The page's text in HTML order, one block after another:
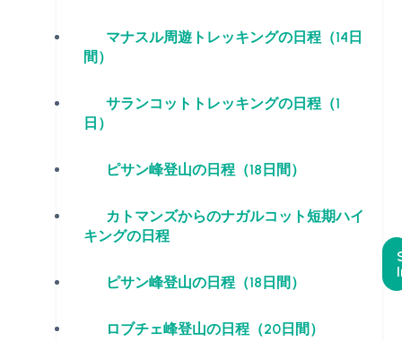
マナスル周遊トレッキングの日程（14日
間）
サランコットトレッキングの日程（1
日）
ピサン峰登山の日程（18日間）
カトマンズからのナガルコット短期ハイ
キングの日程
ピサン峰登山の日程（18日間）
ロブチェ峰登山の日程（20日間）